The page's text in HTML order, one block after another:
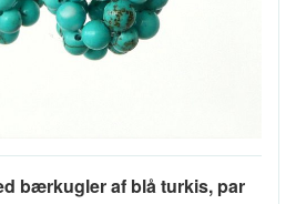
bærkugler af blå turkis, par